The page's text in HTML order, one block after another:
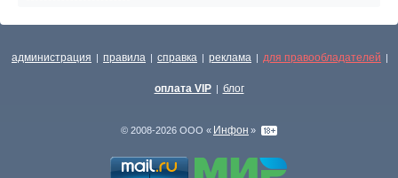
администрация | правила | справка | реклама | для правообладателей |
оплата VIP | блог
© 2008-2026 ООО « Инфон »